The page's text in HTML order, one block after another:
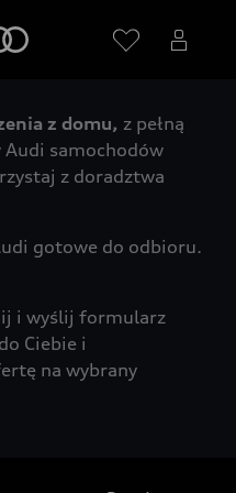
Audi
z domu, z pełną
samochodów
z doradztwa
gotowe do odbioru.
i wyślij formularz
Ciebie i
na wybrany